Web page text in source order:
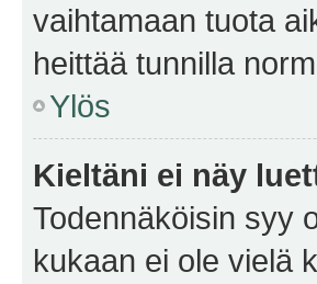
vaihtamaan tuota
heittää tunnilla
Ylös
Kieltäni ei näy
Todennäköisin syy
kukaan ei ole vielä